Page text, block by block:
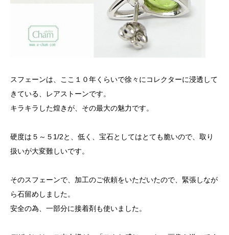
スフェーンは、ここ１０年くらいで徐々にコレクターに浸透して
きている、レアストーンです。
キラキラした煌きが、その最大の魅力です。
硬度は５～５1/2と、低く、宝石としてはとても脆いので、取り
扱いが大変難しいです。
そのスフェーンで、加工のご依頼をいただいたので、緊張しなが
ら石留めしました。
安全の為、一部分に接着剤も使いました。